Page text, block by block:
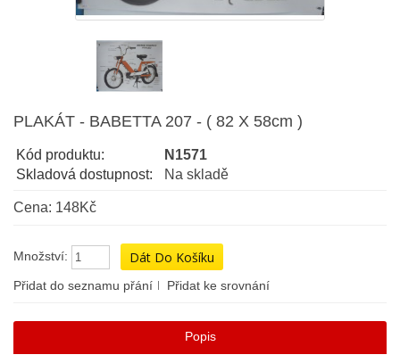
PLAKÁT - BABETTA 207 - ( 82 X 58cm )
Kód produktu:
N1571
Skladová dostupnost:
Na skladě
Cena: 148Kč
Množství:
Přidat do seznamu přání Přidat ke srovnání
Popis